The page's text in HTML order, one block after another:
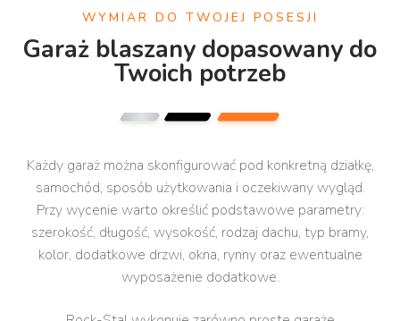
WYMIAR DO TWOJEJ POSESJI
Garaż blaszany dopasowany do
Twoich potrzeb
Każdy garaż można skonfigurować pod konkretną działkę,
samochód, sposób użytkowania i oczekiwany wygląd.
Przy wycenie warto określić podstawowe parametry:
szerokość, długość, wysokość, rodzaj dachu, typ bramy,
kolor, dodatkowe drzwi, okna, rynny oraz ewentualne
wyposażenie dodatkowe.